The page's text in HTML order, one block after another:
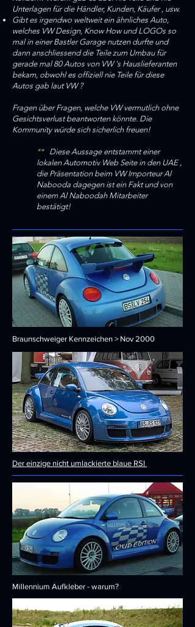
Unterlagen für die Händler, Kunden, Käufer , usw.
Gibt es irgendwo weltweit ein ähnliches Auto,
welches VW Design, Know How und LOGOs so
mal in einer Bastler Garage nutzen durfte und
dann anschliessend die Teile zum Umbau für
gerade mal 80 Autos von VW 's Hauslieferanten
bekam, obwohl es offiziell nie Teile für diese
Autos gab laut VW ?
Fragen über Fragen, welche VW vermutlich ohne
Gesichtsverlust beantworten könnte. Die
Kommunity würde sich sicherlich freuen!
** Diese Aussage entstammt einer
lokalen Automotiv Web Seite in den UAE ,
die Präsentation beim VW Importeur Al
Nabooda dagegen ist ein Fakt und von
einem Al Naboodah Mitarbeiter
bestätigt!
Braunschweiger Kennzeichen > Nov 2000
Der einzige nicht umlackierte blaue RSI
Millennium Aufkleber - warum?